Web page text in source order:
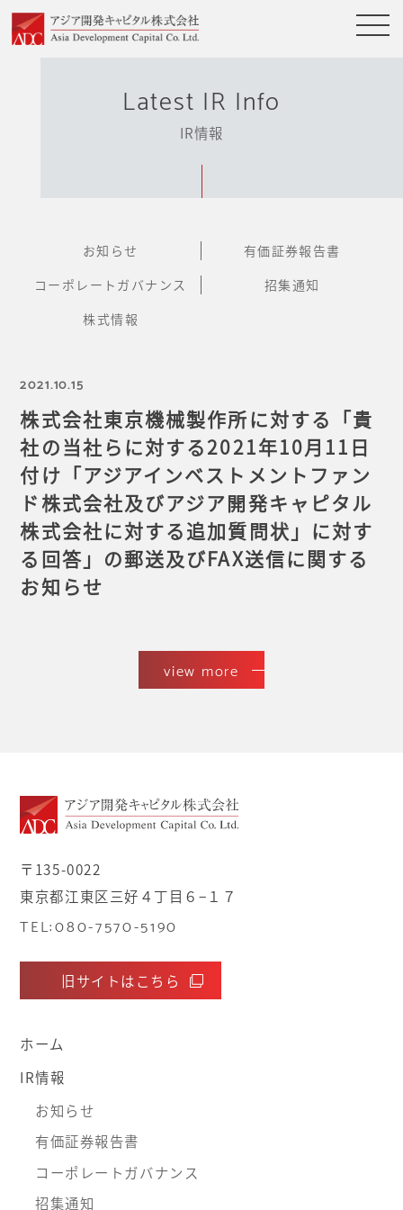
Latest IR Info
IR情報
お知らせ
有価証券報告書
コーポレートガバナンス
招集通知
株式情報
2021.10.15
株式会社東京機械製作所に対する「貴
社の当社らに対する2021年10月11日
付け「アジアインベストメントファン
ド株式会社及びアジア開発キャピタル
株式会社に対する追加質問状」に対す
る回答」の郵送及びFAX送信に関する
お知らせ
view more
〒135-0022
東京都江東区三好４丁目６−１７
TEL:080-7570-5190
旧サイトはこちら
ホーム
IR情報
お知らせ
有価証券報告書
コーポレートガバナンス
招集通知